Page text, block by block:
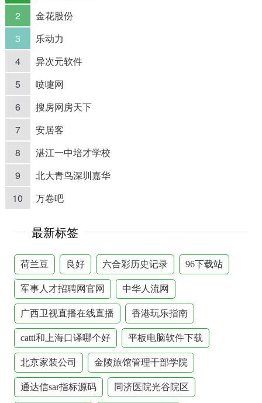
2
金花股份
3
乐动力
4
异次元软件
5
喷嚏网
6
搜房网房天下
7
安居客
8
湛江一中培才学校
9
北大青鸟深圳嘉华
10
万卷吧
最新标签
荷兰豆 良好 六合彩历史记录 96下载站
军事人才招聘网官网 中华人流网
广西卫视直播在线直播 香港玩乐指南
catti和上海口译哪个好 平板电脑软件下载
北京家装公司 金陵旅馆管理干部学院
通达信sar指标源码 同济医院光谷院区